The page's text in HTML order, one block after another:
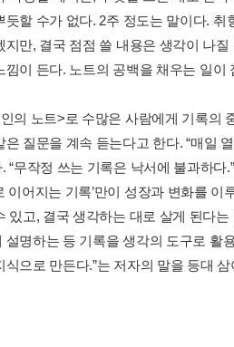
듯할 수가 없다. 2주 정도는 말이다.
지만, 결국 점점 쓸 내용은 생각이 나
낌이 든다. 노트의 공백을 채우는 일
의 노트>로 수많은 사람에게 기록의
은 질문을 계속 듣는다고 한다. “매일
“무작정 쓰는 기록은 낙서에 불과하다
이어지는 기록’만이 성장과 변화를
있고, 결국 생각하는 대로 살게 된다
설명하는 등 기록을 생각의 도구로 활
식으로 만든다.”는 저자의 말을 등대 삼